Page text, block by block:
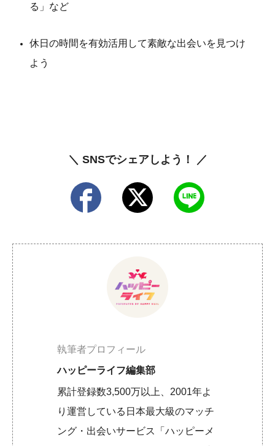
る」など
休日の時間を有効活用して素敵な出会いを見つけ
よう
＼ SNSでシェアしよう！ ／
執筆者プロフィール
ハッピーライフ編集部
累計登録数3,500万以上、2001年よ
り運営している日本最大級のマッチ
ング・出会いサービス「ハッピーメ